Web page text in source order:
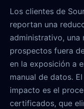
Los clientes de
reportan una
administrativo, una
prospectos fuera
en la exposición a
manual de datos.
impacto es el
certificados, que